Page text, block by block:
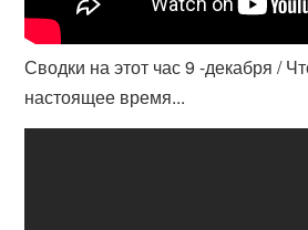
Сводки на этот час 9 -декабря /
настоящее время...